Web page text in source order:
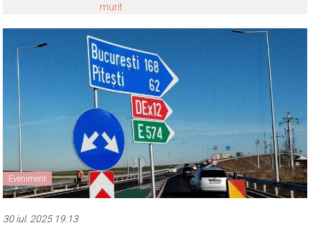
murit
Eveniment
30 iul. 2025 19:13